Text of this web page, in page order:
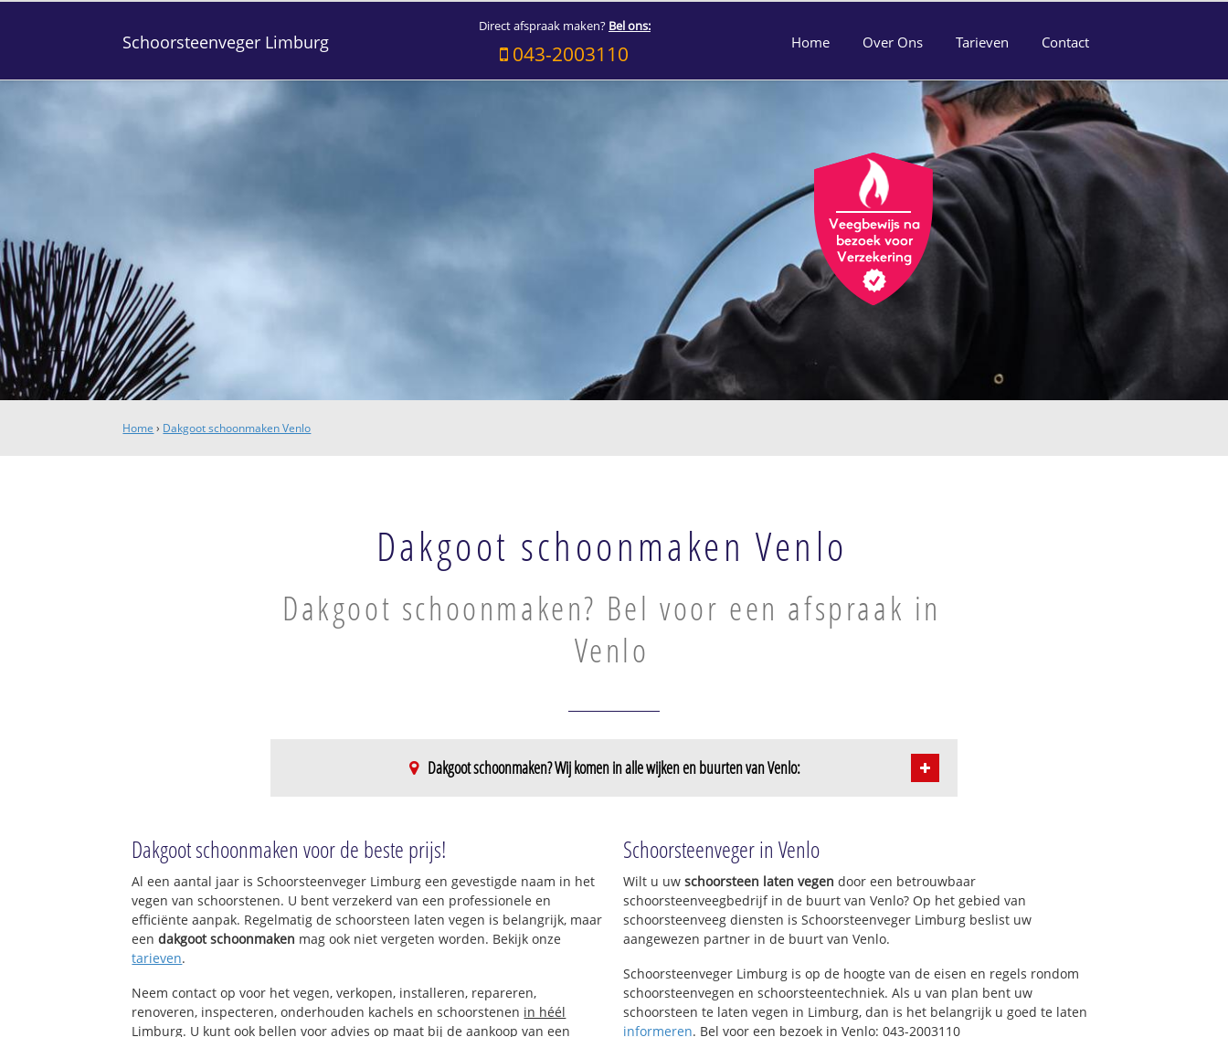
Schoorsteenveger Limburg
Direct afspraak maken? Bel ons:
043-2003110 Home Over Ons Tarieven Contact
Home › Dakgoot schoonmaken Venlo
Dakgoot schoonmaken Venlo
Dakgoot schoonmaken? Bel voor een afspraak in
Venlo
Dakgoot schoonmaken? Wij komen in alle wijken en buurten van Venlo:
gazenkamp
Blerick-Noord
Smeliënkamp
Vastenavondkamp-Noord
Vastenavondkamp-Zuid
Molenbossen
Annakamp-Oost
Annakamp-West
Klingerberg
Klingerberg-Zuid
Klingerberg-Noord
Trade-Port
Kazerneterrein
Ubroek
Groot Boller
Rijnbeek
Groenstraat-Noord
Groenstraat-Zuid
Stalberg-West
Groeneveld
Stalberg-Noord
Venlo-Oost-Zuid
Vierpaardjes
Dakgoot schoonmaken voor de beste prijs!
Al een aantal jaar is Schoorsteenveger Limburg een gevestigde naam in het
vegen van schoorstenen. U bent verzekerd van een professionele en
efficiënte aanpak. Regelmatig de schoorsteen laten vegen is belangrijk, maar
eendakgoot schoonmaken mag ook niet vergeten worden. Bekijk onze
tarieven.
Neem contact op voor het vegen, verkopen, installeren, repareren,
renoveren, inspecteren, onderhouden kachels en schoorstenen in héél
Limburg. U kunt ook bellen voor advies op maat bij de aankoop van een
Schoorsteenveger in Venlo
Wilt u uw schoorsteen laten vegen door een betrouwbaar
schoorsteenveegbedrijf in de buurt van Venlo? Op het gebied van
schoorsteenveeg diensten is Schoorsteenveger Limburg beslist uw
aangewezen partner in de buurt van Venlo.
Schoorsteenveger Limburg is op de hoogte van de eisen en regels rondom
schoorsteenvegen en schoorsteentechniek. Als u van plan bent uw
schoorsteen te laten vegen in Limburg, dan is het belangrijk u goed te laten
informeren. Bel voor een bezoek in Venlo: 043-2003110